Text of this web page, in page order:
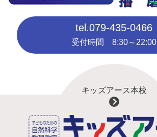
tel.079-435-0466
受付時間 8:30～22:00
キッズアース本校